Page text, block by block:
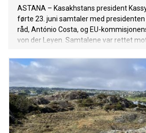
ASTANA – Kasakhstans president
førte 23. juni samtaler med presidenten
råd, António Costa, og EU-
von der Leyen. Samtalene var rettet
handel, investeringer,
energisamarbeid.